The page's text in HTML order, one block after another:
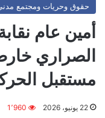
حقوق وحريات ومجتمع
أمين عام
الصراري
مستقبل
22 يونيو، 2026 1٬960